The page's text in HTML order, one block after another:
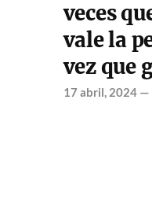
veces
vale la
vez que
17 abril, 2024—